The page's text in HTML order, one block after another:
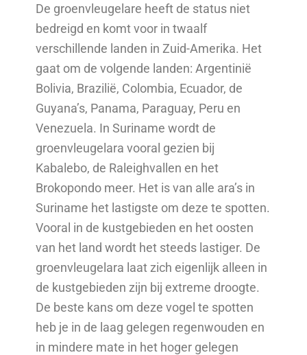
De groenvleugelare heeft de status niet
bedreigd en komt voor in twaalf
verschillende landen in Zuid-Amerika. Het
gaat om de volgende landen: Argentinië
Bolivia, Brazilië, Colombia, Ecuador, de
Guyana’s, Panama, Paraguay, Peru en
Venezuela. In Suriname wordt de
groenvleugelara vooral gezien bij
Kabalebo, de Raleighvallen en het
Brokopondo meer. Het is van alle ara’s in
Suriname het lastigste om deze te spotten.
Vooral in de kustgebieden en het oosten
van het land wordt het steeds lastiger. De
groenvleugelara laat zich eigenlijk alleen in
de kustgebieden zijn bij extreme droogte.
De beste kans om deze vogel te spotten
heb je in de laag gelegen regenwouden en
in mindere mate in het hoger gelegen